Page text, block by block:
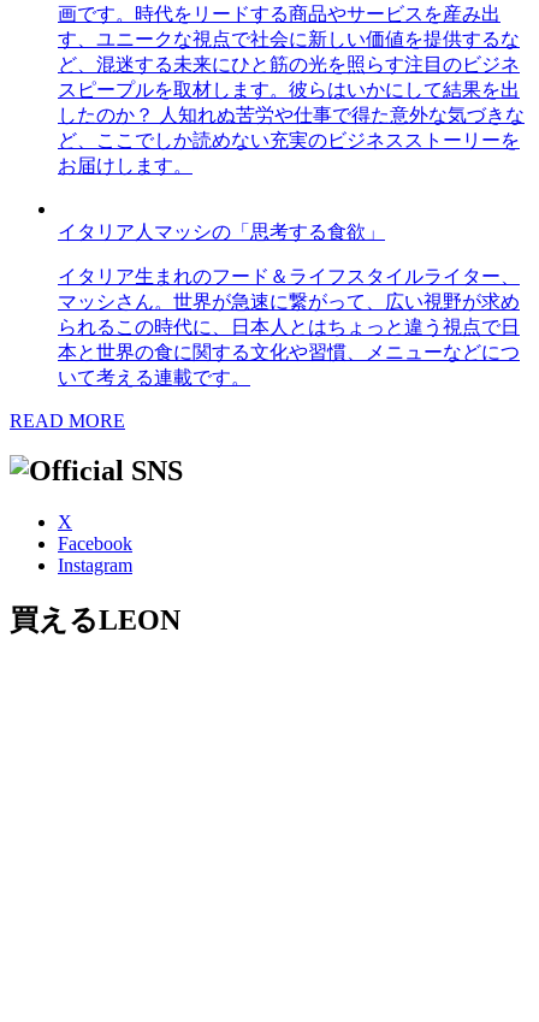
画です。時代をリードする商品やサービスを産み出
す、ユニークな視点で社会に新しい価値を提供するな
ど、混迷する未来にひと筋の光を照らす注目のビジネ
スピープルを取材します。彼らはいかにして結果を出
したのか？ 人知れぬ苦労や仕事で得た意外な気づきな
ど、ここでしか読めない充実のビジネスストーリーを
お届けします。
イタリア人マッシの「思考する食欲」
イタリア生まれのフード＆ライフスタイルライター、
マッシさん。世界が急速に繋がって、広い視野が求め
られるこの時代に、日本人とはちょっと違う視点で日
本と世界の食に関する文化や習慣、メニューなどにつ
いて考える連載です。
READ MORE
X
Facebook
Instagram
買えるLEON